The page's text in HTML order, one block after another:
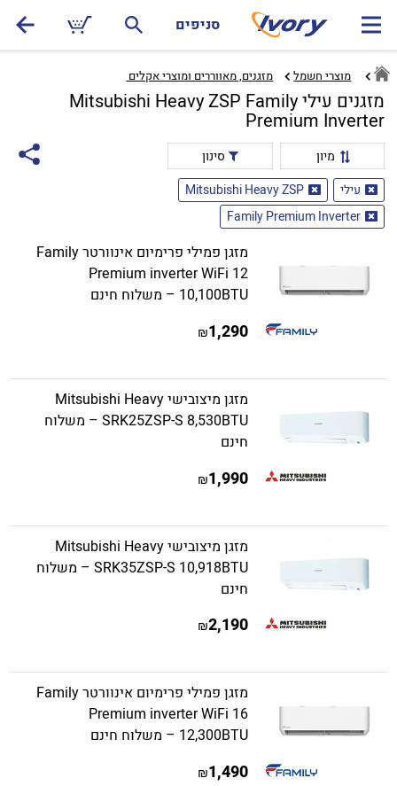
סניפים
מוצרי חשמל מזגנים, מאווררים ומוצרי אקלים ‏
מזגנים עילי Mitsubishi Heavy ZSP Family
Premium Inverter
מיון
סינון
עילי
Mitsubishi Heavy ZSP
Family Premium Inverter
מזגן פמילי פרימיום אינוורטר Family
Premium inverter WiFi 12
10,100BTU – משלוח חינם
1,290
₪
מזגן מיצובישי Mitsubishi Heavy
SRK25ZSP-S 8,530BTU – משלוח
חינם
1,990
₪
מזגן מיצובישי Mitsubishi Heavy
SRK35ZSP-S 10,918BTU – משלוח
חינם
2,190
₪
מזגן פמילי פרימיום אינוורטר Family
Premium inverter WiFi 16
12,300BTU – משלוח חינם
1,490
₪